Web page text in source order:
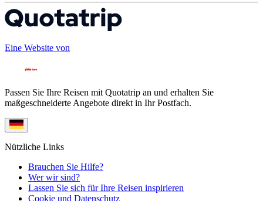
Eine Website von
Passen Sie Ihre Reisen mit Quotatrip an und erhalten Sie
maßgeschneiderte Angebote direkt in Ihr Postfach.
Nützliche Links
Brauchen Sie Hilfe?
Wer wir sind?
Lassen Sie sich für Ihre Reisen inspirieren
Cookie und Datenschutz